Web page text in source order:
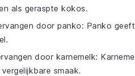
als geraspte kokos.
door panko: Panko
door karnemelk:
smaak.